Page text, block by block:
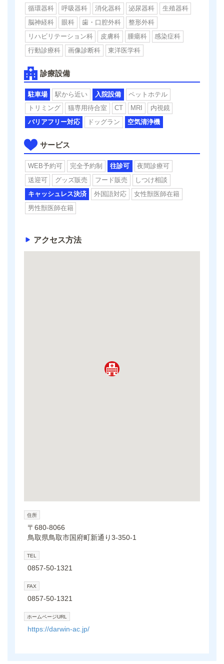
循環器科 呼吸器科 消化器科 泌尿器科
生殖器科
脳神経科
眼科 歯・口腔外科
整形外科
リハビリテーション科
皮膚科 腫瘍科
感染症科
行動診療科
画像診断科 東洋医学科
診療設備
駐車場 駅から近い 入院設備
ペットホテル
トリミング
猫専用待合室 CT MRI
内視鏡
バリアフリー対応
ドッグラン 空気清浄機
サービス
WEB予約可 完全予約制 往診可
夜間診療可
送迎可
グッズ販売 フード販売
しつけ相談
キャッシュレス決済
外国語対応
女性獣医師在籍
男性獣医師在籍
アクセス方法
住所
〒680-8066
鳥取県鳥取市国府町新通り3-350-1
TEL
0857-50-1321
FAX
0857-50-1321
ホームページURL
https://darwin-ac.jp/